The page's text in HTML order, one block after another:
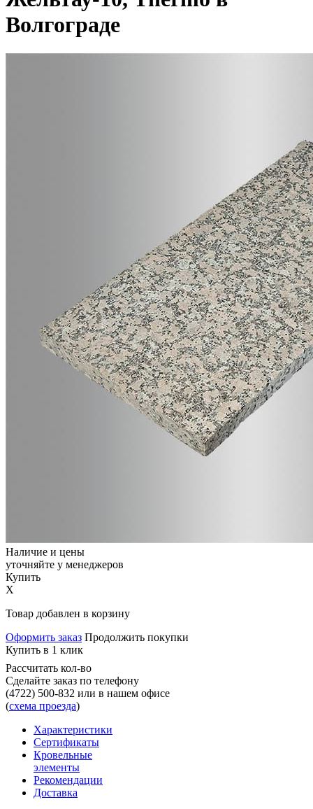
Волгограде
Наличие и цены
уточняйте у менеджеров
Купить
X
Товар добавлен в корзину
Оформить заказ Продолжить покупки
Купить в 1 клик
Рассчитать кол-во
Сделайте заказ по телефону
(4722) 500-832 или в нашем офисе
(схема проезда)
Характеристики
Сертификаты
Кровельные
элементы
Рекомендации
Доставка